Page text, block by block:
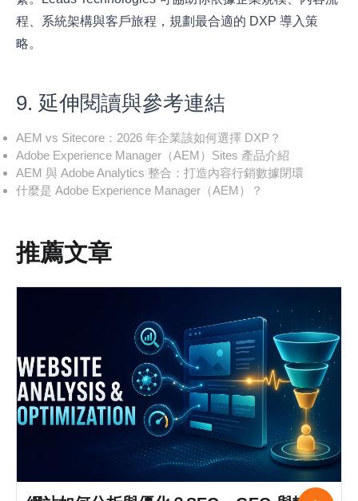
程、系統架構與客戶旅程，規劃最合適的 DXP 導入策
略。
9. 延伸閱讀與參考連結
AEM vs Sitecore：2026 年企業該如何選擇 DXP？
Adobe Experience Manager（AEM）Sites 產品介紹
AEM 與 Adobe Analytics 整合：打造內容行銷數據閉環
什麼是 Adobe Experience Manager（AEM）？
推薦文章